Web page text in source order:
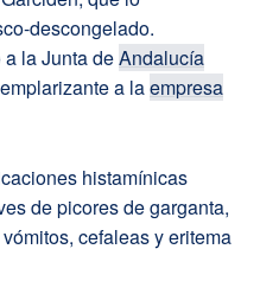
descongelado.
la Junta deAndalucía
a laempresa
histamínicas
de picores de garganta,
cefaleas y eritema